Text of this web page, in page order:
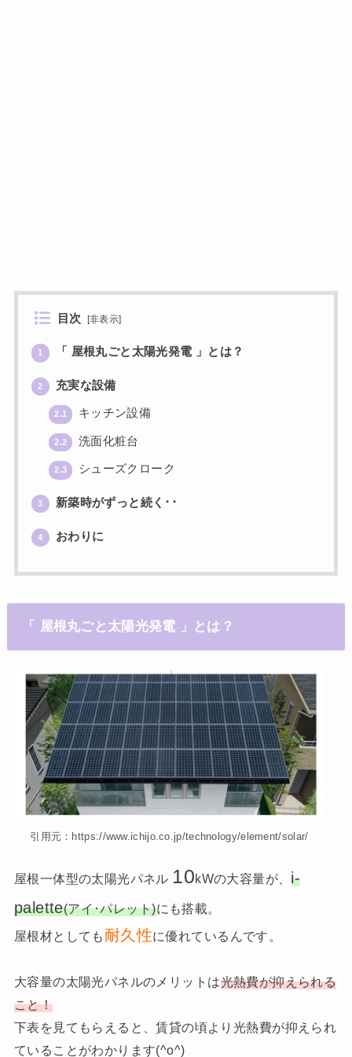
目次 [非表示]
1 「 屋根丸ごと太陽光発電 」とは？
2 充実な設備
2.1 キッチン設備
2.2 洗面化粧台
2.3 シューズクローク
3 新築時がずっと続く･･
4 おわりに
「 屋根丸ごと太陽光発電 」とは？
引用元：https://www.ichijo.co.jp/technology/element/solar/
屋根一体型の太陽光パネル 10kWの大容量が、 i-
palette(アイ･パレット)にも搭載。
屋根材としても 耐久性に優れているんです。
大容量の太陽光パネルのメリットは光熱費が抑えられる
こと！
下表を見てもらえると、賃貸の頃より光熱費が抑えられ
ていることがわかります(^o^)